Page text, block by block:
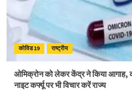
पिता
कोरोना
जीनोम
सीक्वेंसिंग
के
कोविड 19 राष्ट्रीय
ओमिक्रोन को लेकर केंद्र ने किया आगाह,
नाइट कर्फ्यू पर भी विचार करें राज्य